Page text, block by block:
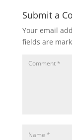
Submit a
Your email
fields are